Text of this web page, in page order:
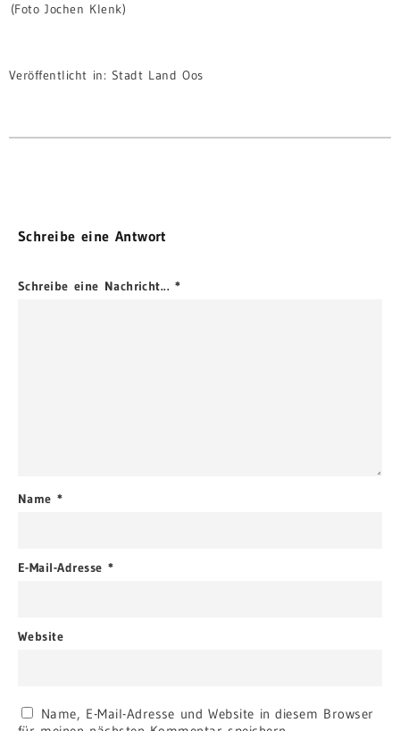
(Foto Jochen Klenk)
Veröffentlicht in: Stadt Land Oos
Schreibe eine Antwort
Schreibe eine Nachricht...*
Name *
E-Mail-Adresse *
Website
Name, E-Mail-Adresse und Website in diesem Browser